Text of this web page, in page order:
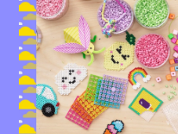
Biljettinformation
Program och biljetter
Biljettinformation